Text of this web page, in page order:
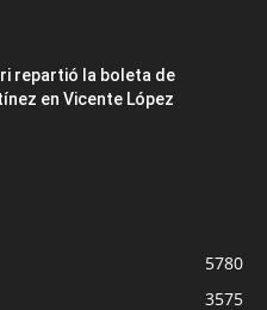
repartió la boleta de
en Vicente López
5780
3575